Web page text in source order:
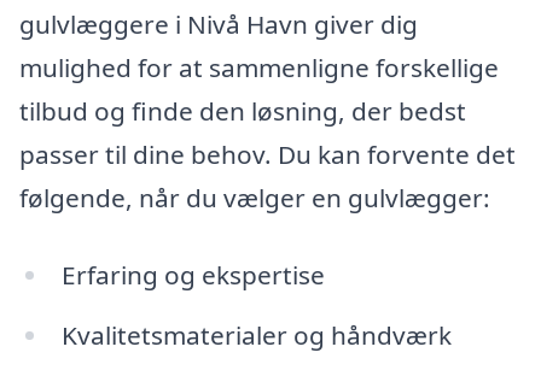
gulvlæggere i Nivå Havn giver dig
mulighed for at sammenligne forskellige
tilbud og finde den løsning, der bedst
passer til dine behov. Du kan forvente det
følgende, når du vælger en gulvlægger:
Erfaring og ekspertise
Kvalitetsmaterialer og håndværk